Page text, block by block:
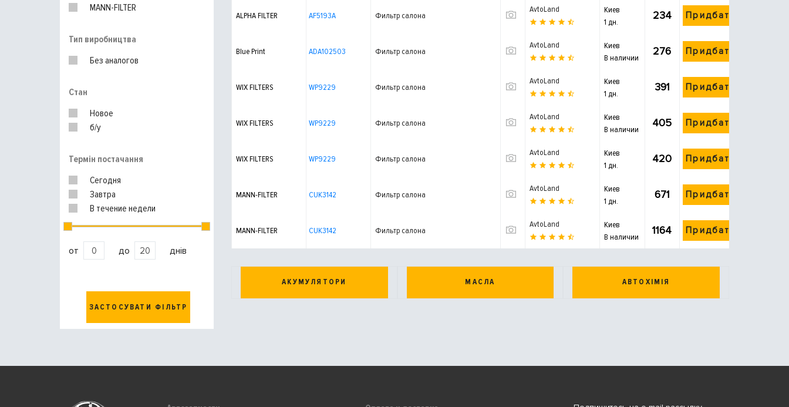
MANN-FILTER
Тип виробництва
Без аналогов
Стан
Новое
б/у
Термін постачання
Сегодня
Завтра
В течение недели
от до днів
ЗАСТОСУВАТИ ФІЛЬТР
ALPHA FILTER AF5193A Фильтр салона
AvtoLand
Киев
1 дн.
234 Придбати
Blue Print ADA102503 Фильтр салона
AvtoLand
Киев
В наличии
276 Придбати
WIX FILTERS WP9229 Фильтр салона
AvtoLand
Киев
1 дн.
391 Придбати
WIX FILTERS WP9229 Фильтр салона
AvtoLand
Киев
В наличии
405 Придбати
WIX FILTERS WP9229 Фильтр салона
AvtoLand
Киев
1 дн.
420 Придбати
MANN-FILTER CUK3142 Фильтр салона
AvtoLand
Киев
1 дн.
671 Придбати
MANN-FILTER CUK3142 Фильтр салона
AvtoLand
Киев
В наличии
1164 Придбати
АКУМУЛЯТОРИ МАСЛА АВТОХІМІЯ